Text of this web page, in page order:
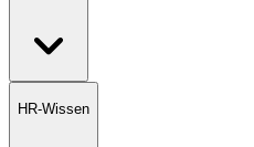
HR-Wissen